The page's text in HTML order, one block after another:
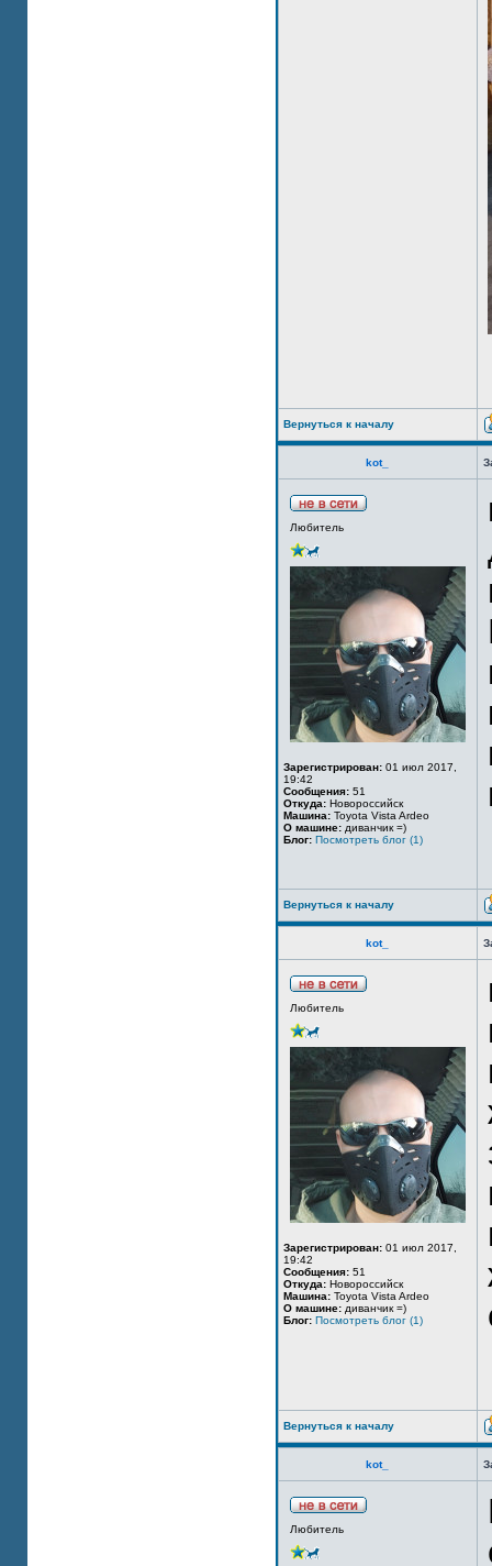
Вернуться к началу
kot_
Любитель
Зарегистрирован: 01 июл 2017,
19:42
Сообщения: 51
Откуда: Новороссийск
Машина: Toyota Vista Ardeo
О машине: диванчик =)
Блог: Посмотреть блог (1)
Вернуться к началу
kot_
Любитель
Зарегистрирован: 01 июл 2017,
19:42
Сообщения: 51
Откуда: Новороссийск
Машина: Toyota Vista Ardeo
О машине: диванчик =)
Блог: Посмотреть блог (1)
Вернуться к началу
kot_
Любитель